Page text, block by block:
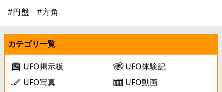
#円盤 #方角
カテゴリ一覧
UFO掲示板
UFO体験記
UFO写真
UFO動画